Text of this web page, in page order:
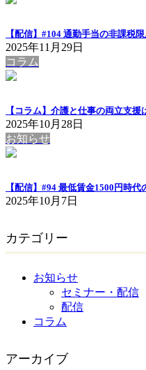
【配信】#104 通勤手当の非課税
2025年11月29日
コラム
【コラム】介護と仕事の両立支
2025年10月28日
お知らせ
【配信】#94 最低賃金1500円時
2025年10月7日
カテゴリー
お知らせ
セミナー・配信
配信
コラム
アーカイブ